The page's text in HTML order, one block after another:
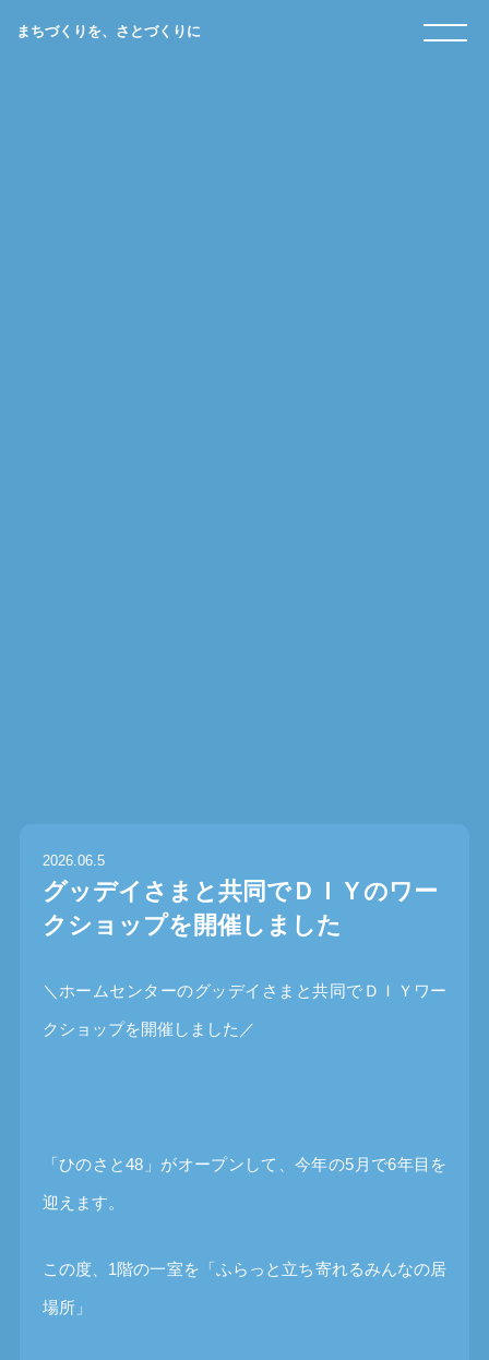
まちづくりを、さとづくりに
2026.06.5
グッデイさまと共同でＤＩＹのワー
クショップを開催しました
＼ホームセンターのグッデイさまと共同でＤＩＹワー
クショップを開催しました／
「ひのさと48」がオープンして、今年の5月で6年目を
迎えます。
この度、1階の一室を「ふらっと立ち寄れるみんなの居
場所」